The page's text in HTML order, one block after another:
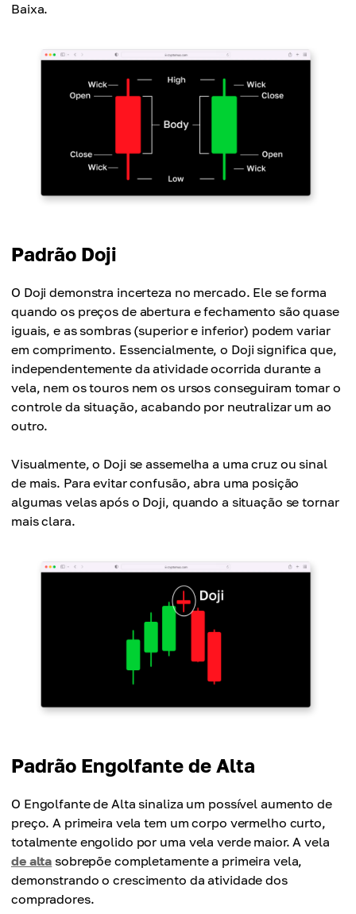
Baixa.
Padrão Doji
O Doji demonstra incerteza no mercado. Ele se forma
quando os preços de abertura e fechamento são quase
iguais, e as sombras (superior e inferior) podem variar
em comprimento. Essencialmente, o Doji significa que,
independentemente da atividade ocorrida durante a
vela, nem os touros nem os ursos conseguiram tomar o
controle da situação, acabando por neutralizar um ao
outro.
Visualmente, o Doji se assemelha a uma cruz ou sinal
de mais. Para evitar confusão, abra uma posição
algumas velas após o Doji, quando a situação se tornar
mais clara.
Padrão Engolfante de Alta
O Engolfante de Alta sinaliza um possível aumento de
preço. A primeira vela tem um corpo vermelho curto,
totalmente engolido por uma vela verde maior. A vela
de alta sobrepõe completamente a primeira vela,
demonstrando o crescimento da atividade dos
compradores.